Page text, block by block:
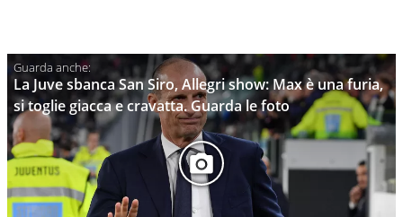
La Juve sbanca San Siro, Allegri show: Max è una furia,
si toglie giacca e cravatta. Guarda le foto